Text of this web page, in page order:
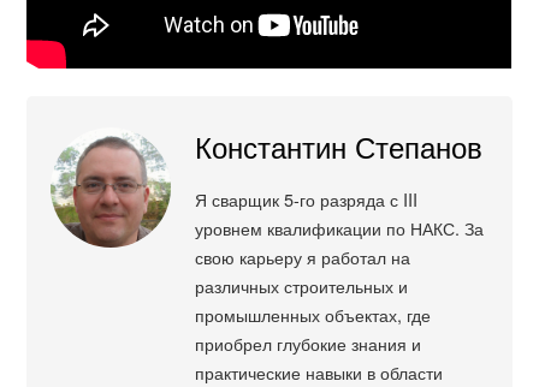
Константин Степанов
Я сварщик 5-го разряда с III
уровнем квалификации по НАКС. За
свою карьеру я работал на
различных строительных и
промышленных объектах, где
приобрел глубокие знания и
практические навыки в области